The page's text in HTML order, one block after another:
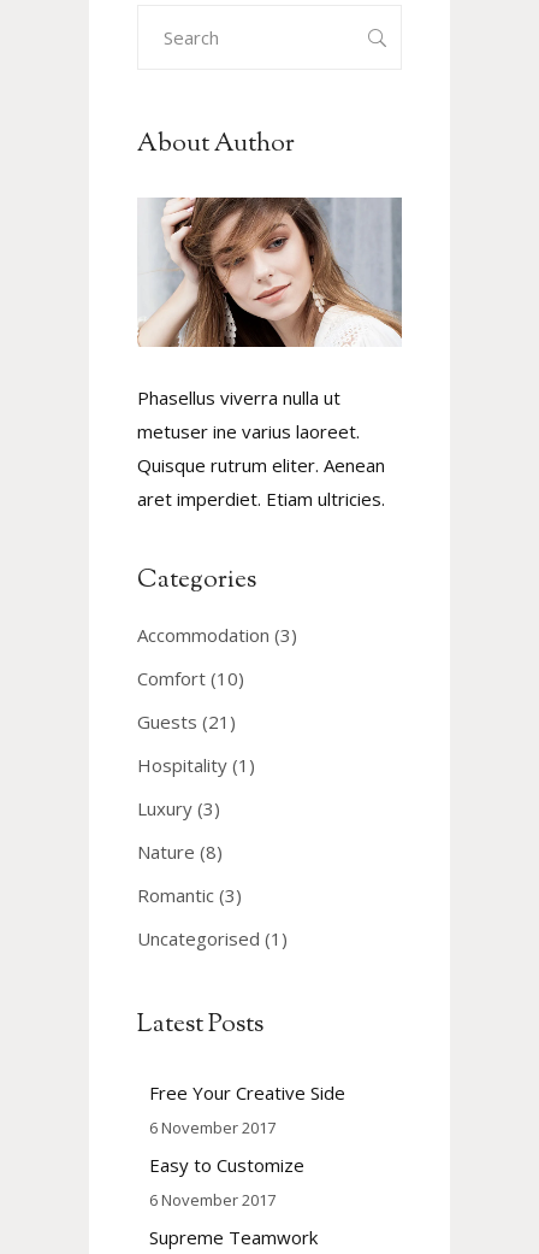
About Author
Phasellus viverra nulla ut
metuser ine varius laoreet.
Quisque rutrum eliter. Aenean
aret imperdiet. Etiam ultricies.
Categories
Accommodation (3)
Comfort (10)
Guests (21)
Hospitality (1)
Luxury (3)
Nature (8)
Romantic (3)
Uncategorised (1)
Latest Posts
Free Your Creative Side
6 November 2017
Easy to Customize
6 November 2017
Supreme Teamwork